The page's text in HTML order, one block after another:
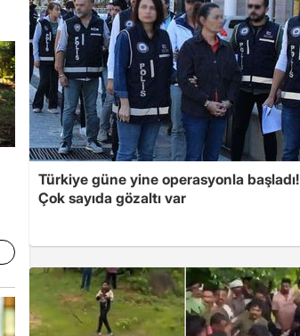
Türkiye güne yine operasyonla başladı!
Çok sayıda gözaltı var